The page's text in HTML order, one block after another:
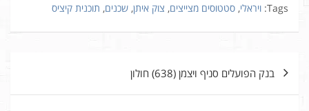
Tags: ויראלי, סטטוסים מצייצים, צוק איתן, שכנים, תוכנית קיציס
בנק הפועלים סניף ויצמן (638) חולון